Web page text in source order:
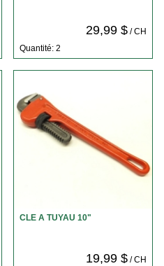
29,99 $/ CH
Quantité: 2
CLE A TUYAU 10"
19,99 $/ CH